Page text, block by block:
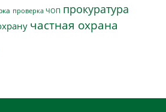
проверка ЧОП прокуратура
частная охрана